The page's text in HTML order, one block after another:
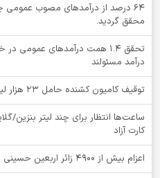
64 درصد از درآمدهای مصوب عمومی
محقق گردید.
تحقق ۱.۴ همت درآمدهای
درآمد مسئولند
توقيف کامیون کشنده حامل 23 هزار لیتر گاز مایع قاچاق در نهبندان
ساعت‌ها انتظار برای چند لیتر بنزین/
کارت آزاد
اعزام بیش از 4900 زائر اربعین حسینی از خراسان جنوبی